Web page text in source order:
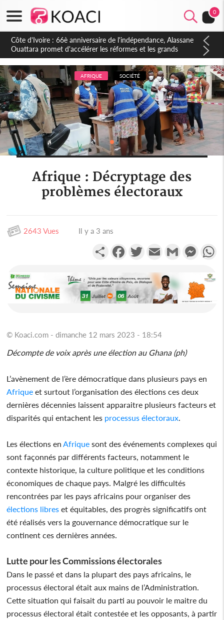
0
Côte d'Ivoire : À Abidjan, Amadou Oury Bah admire le modèle
ivoirien et veut s'en inspirer pour accélérer le développement
de la Guinée
AFRIQUE SOCIÉTÉ
Afrique : Décryptage des
problèmes électoraux
2643 Vues Il y a 3 ans
PartagerFacebookTwitterEmail Gmail
© Koaci.com - dimanche 12 mars 2023 - 18:54
Décompte de voix après une élection au Ghana (ph)
L’avènement de l’ère démocratique dans plusieurs pays en
Afrique et surtout l’organisation des élections ces deux
dernières décennies laissent apparaitre plusieurs facteurs et
disparités qui entachent les processus électoraux.
Les élections enAfrique sont des événements complexes qui
sont façonnés par différents facteurs, notamment le
contexte historique, la culture politique et les conditions
économiques de chaque pays. Malgré les difficultés
rencontrées par les pays africains pour organiser des
élections libres et équitables, des progrès significatifs ont
été réalisés vers la gouvernance démocratique sur le
continent ces dernières années.
Lutte pour les Commissions électorales
Dans le passé et dans la plupart des pays africains, le
processus électoral était aux mains de l’Administration.
Cette situation qui faisait du parti au pouvoir le maitre du
processus électoral était contestée et les opposants, à partir